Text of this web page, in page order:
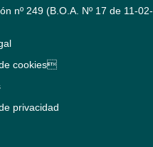
nº 249 (B.O.A. Nº 17 de 11-02-
cookies
privacidad